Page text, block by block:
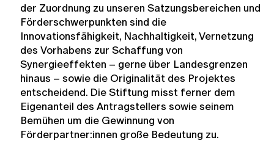
der Zuordnung zu unseren Satzungsbereichen und
Förderschwerpunkten sind die
Innovationsfähigkeit, Nachhaltigkeit, Vernetzung
des Vorhabens zur Schaffung von
Synergieeffekten – gerne über Landesgrenzen
hinaus – sowie die Originalität des Projektes
entscheidend. Die Stiftung misst ferner dem
Eigenanteil des Antragstellers sowie seinem
Bemühen um die Gewinnung von
Förderpartner:innen große Bedeutung zu.